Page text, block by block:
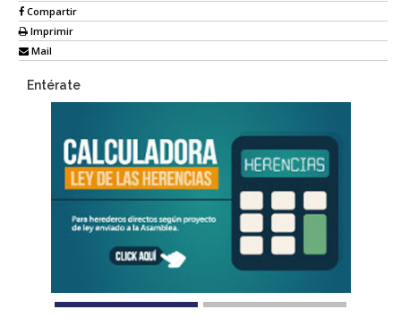
Compartir
Imprimir
Mail
Entérate